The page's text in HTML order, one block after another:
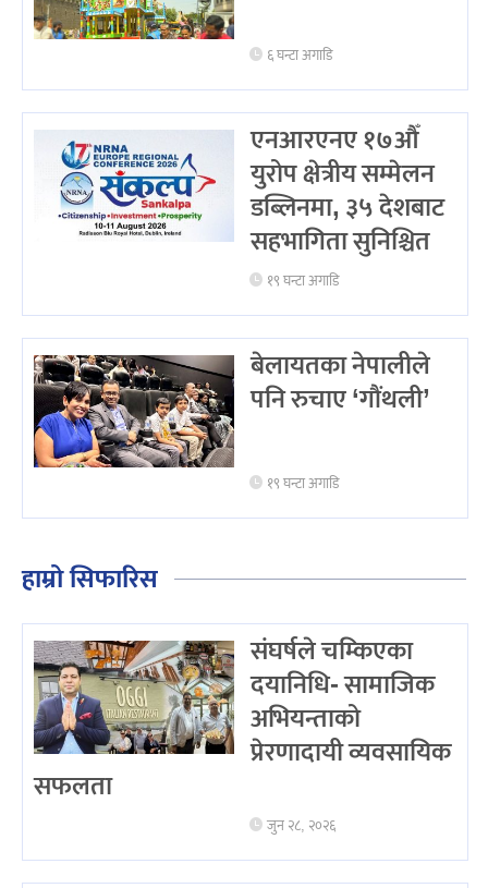
६ घन्टा अगाडि
एनआरएनए १७औँ
युरोप क्षेत्रीय सम्मेलन
डब्लिनमा, ३५ देशबाट
सहभागिता सुनिश्चित
१९ घन्टा अगाडि
बेलायतका नेपालीले
पनि रुचाए ‘गौंथली’
१९ घन्टा अगाडि
हाम्रो सिफारिस
संघर्षले चम्किएका
दयानिधि- सामाजिक
अभियन्ताको
प्रेरणादायी व्यवसायिक
सफलता
जुन २८, २०२६